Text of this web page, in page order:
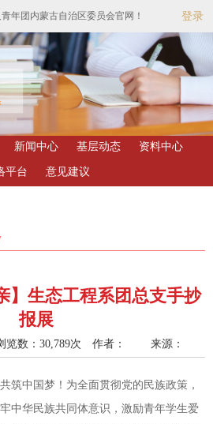
年团内蒙古自治区委员会官网！ 登录
新闻中心 基层动态 资料中心
平台 意见建议
】生态工程系团总支手抄
报展
数：30,789次 作者： 来源：
筑中国梦！为全面贯彻党的民族政策，
中华民族共同体意识，激励青年学生爱